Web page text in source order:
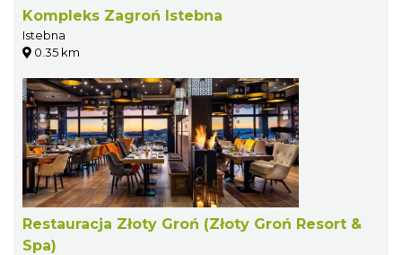
Kompleks Zagroń Istebna
Istebna
0.35 km
Restauracja Złoty Groń (Złoty Groń Resort &
Spa)